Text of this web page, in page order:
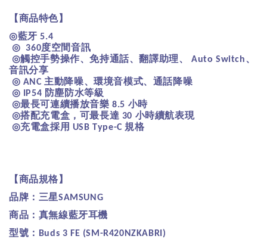
【商品特色】
◎藍牙 5.4
◎ 360度空間音訊
◎觸控手勢操作、免持通話、翻譯助理、 Auto Switch、
音訊分享
◎ ANC主動降噪、環境音模式、通話降噪
◎ IP54 防塵防水等級
◎最長可連續播放音樂 8.5 小時
◎搭配充電盒，可最長達 30 小時續航表現
◎充電盒採用 USB Type-C 規格
【商品規格】
品牌：三星SAMSUNG
商品：真無線藍牙耳機
型號：
Buds 3 FE (SM-R420NZKABRI)